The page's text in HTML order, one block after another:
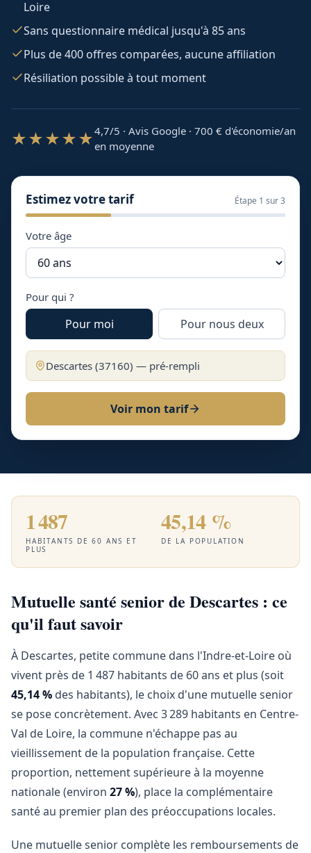
Loire
Sans questionnaire médical jusqu'à 85 ans
Plus de 400 offres comparées, aucune affiliation
Résiliation possible à tout moment
★★★★★4,7/5 · Avis Google · 700 € d'économie/an
en moyenne
Estimez votre tarif Étape 1 sur 3
Votre âge
Pour qui ?
Pour moi Pour nous deux
Descartes (37160) — pré-rempli
Voir mon tarif
1 487
HABITANTS DE 60 ANS ET
PLUS
45,14 %
DE LA POPULATION
Mutuelle santé senior de Descartes : ce
qu'il faut savoir
À Descartes, petite commune dans l'Indre-et-Loire où
vivent près de 1 487 habitants de 60 ans et plus (soit
45,14 % des habitants), le choix d'une mutuelle senior
se pose concrètement. Avec 3 289 habitants en Centre-
Val de Loire, la commune n'échappe pas au
vieillissement de la population française. Cette
proportion, nettement supérieure à la moyenne
nationale (environ 27 %), place la complémentaire
santé au premier plan des préoccupations locales.
Une mutuelle senior complète les remboursements de